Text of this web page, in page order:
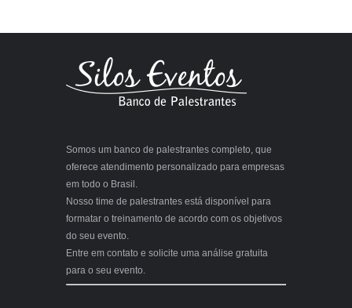
Somos um banco de palestrantes completo, que
oferece atendimento personalizado para empresas
em todo o Brasil.
Nosso time de palestrantes está disponível para
formatar o treinamento de acordo com os objetivos
do seu evento.
Entre em contato e solicite uma análise gratuita
para o seu evento.